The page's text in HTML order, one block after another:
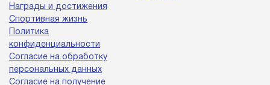
Награды и достижения
Спортивная жизнь
Политика
конфиденциальности
Согласие на обработку
персональных данных
Согласие на получение